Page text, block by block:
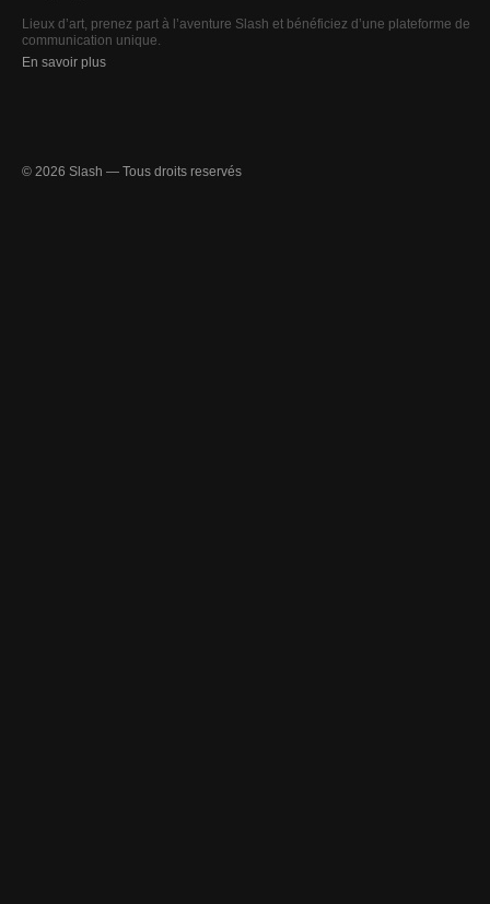
Lieux d’art, prenez part à l’aventure Slash et bénéficiez d’une plateforme de
communication unique.
En savoir plus
© 2026 Slash — Tous droits reservés